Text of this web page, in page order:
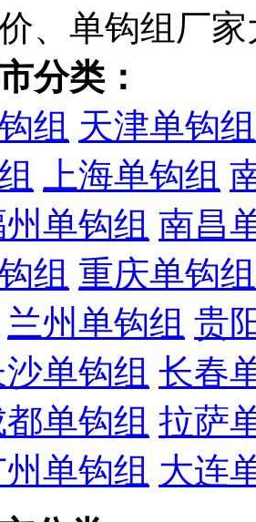
、单钩组厂
分类：
组 天津单钩组
上海单钩组
单钩组 南昌
组 重庆单钩组
兰州单钩组 贵
单钩组 长春
都单钩组 拉萨
州单钩组 大连